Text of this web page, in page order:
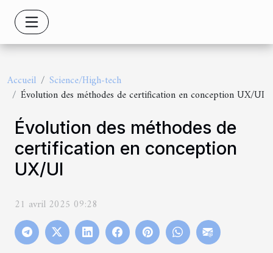
Accueil
Science/High-tech
Évolution des méthodes de certification en conception UX/UI
Évolution des méthodes de
certification en conception
UX/UI
21 avril 2025 09:28